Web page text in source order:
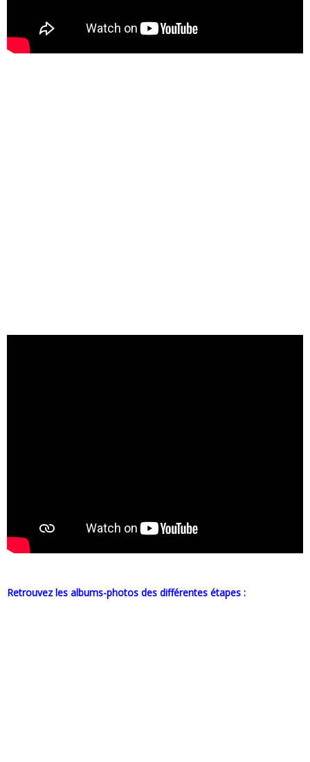
Retrouvez les albums-photos des différentes étapes :